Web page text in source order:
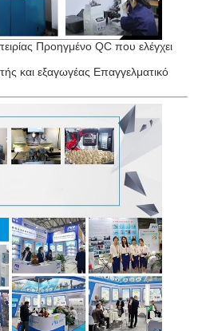
Προηγμένο QC που ελέγχει
και εξαγωγέας Επαγγελματικό